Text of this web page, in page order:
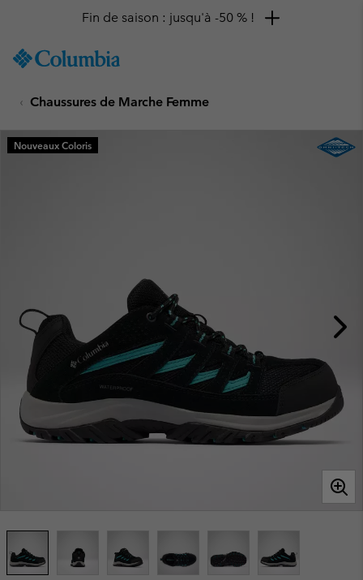
TO
SKIP
MAIN
NAV
Fin de saison : jusqu'à -50 % !
Chaussures de Marche Femme
Nouveaux Coloris